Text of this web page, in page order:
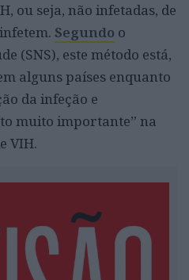
ou seja, não infetadas, de
Segundo o
(SNS), este método está,
alguns países enquanto
da infeção e
muito importante” na
VIH.